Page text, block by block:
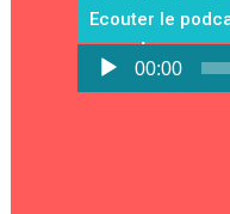
Ecouter le
Lecteur
audio
00:00